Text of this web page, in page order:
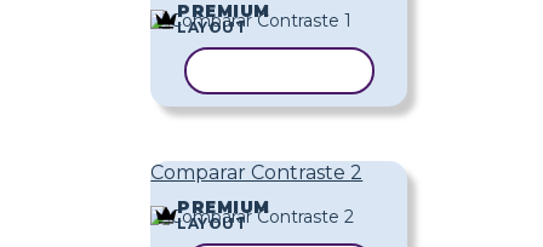
PREMIUM
LAYOUT
Comparar Contraste 2
PREMIUM
LAYOUT